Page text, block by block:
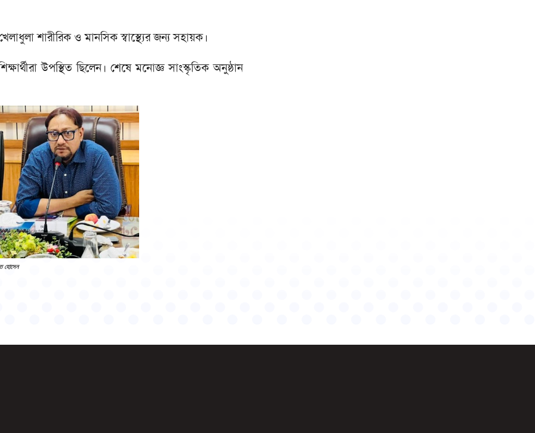
শারীরিক ও মানসিক স্বাস্থ্যের জন্য সহায়ক।
উপস্থিত ছিলেন। শেষে মনোজ্ঞ সাংস্কৃতিক অনুষ্ঠান
হোসেন